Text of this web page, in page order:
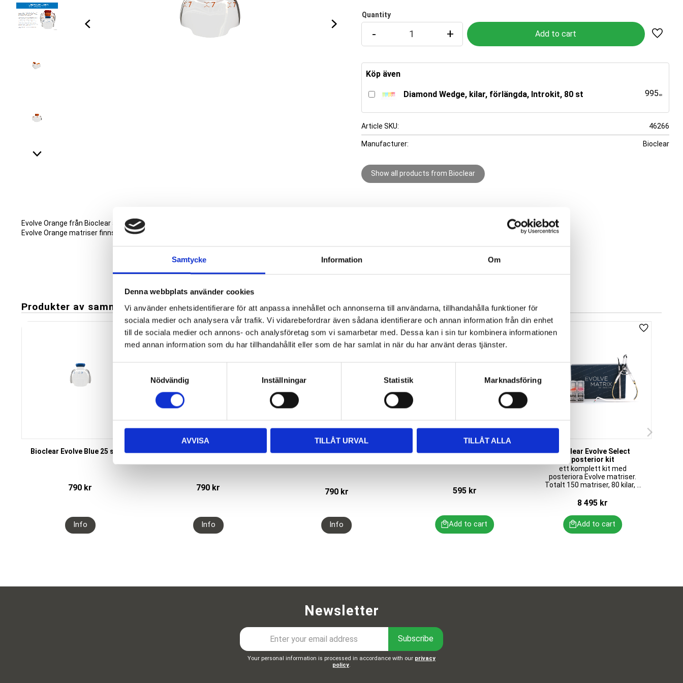
Samtycke Information Om
Denna webbplats använder cookies
Vi använder enhetsidentifierare för att anpassa innehållet och annonserna till användarna, tillhandahålla funktioner för
sociala medier och analysera vår trafik. Vi vidarebefordrar även sådana identifierare och annan information från din enhet
till de sociala medier och annons- och analysföretag som vi samarbetar med. Dessa kan i sin tur kombinera informationen
med annan information som du har tillhandahållit eller som de har samlat in när du har använt deras tjänster.
e
s
Nödvändig Inställningar Statistik Marknadsföring
AVVISA TILLÅT URVAL TILLÅT ALLA
Quantity
+
- Add to
Köp även
Diamond Wedge, kilar, förlängda, Introkit, 80 st 995 KR
Article SKU 46266
Manufacturer Bioclear
Show all products from Bioclear
Evolve Orange från Bioclear är en bredare sektionsmatris som används för bredare molarer.
Evolve Orange matriser finns i höjder 6, 7 och 9 mm.
Produkter av samma varumärke
Bioclear Evolve Blue 25 st/frp
790 kr
Add to favorites
Bioclear Evolve Pink 25 st/frp
790 kr
Add to favorites
Bioclear Evolve
790kr
Add to favorites
Evolve Height Indicator/Go-
595kr
Add to favorites
Bioclear Evolve Select
posterior kit
ett komplett kit med
posteriora Evolve matriser.
Totalt 150 matriser, 80 kilar, 2
8 495 kr
Add to
Newsletter
Subscribe
Your personal information is processed in accordance with our privacy
policy.